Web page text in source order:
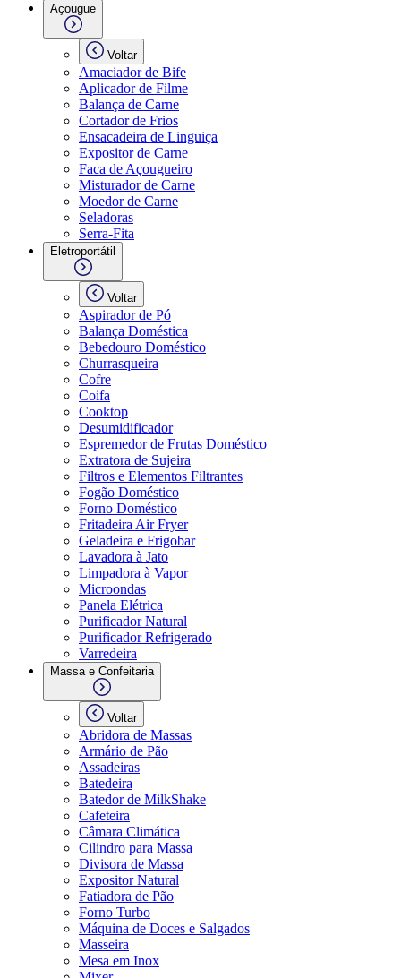
Açougue
Voltar
Amaciador de Bife
Aplicador de Filme
Balança de Carne
Cortador de Frios
Ensacadeira de Linguiça
Expositor de Carne
Faca de Açougueiro
Misturador de Carne
Moedor de Carne
Seladoras
Serra-Fita
Eletroportátil
Voltar
Aspirador de Pó
Balança Doméstica
Bebedouro Doméstico
Churrasqueira
Cofre
Coifa
Cooktop
Desumidificador
Espremedor de Frutas Doméstico
Extratora de Sujeira
Filtros e Elementos Filtrantes
Fogão Doméstico
Forno Doméstico
Fritadeira Air Fryer
Geladeira e Frigobar
Lavadora à Jato
Limpadora à Vapor
Microondas
Panela Elétrica
Purificador Natural
Purificador Refrigerado
Varredeira
Massa e Confeitaria
Voltar
Abridora de Massas
Armário de Pão
Assadeiras
Batedeira
Batedor de MilkShake
Cafeteira
Câmara Climática
Cilindro para Massa
Divisora de Massa
Expositor Natural
Fatiadora de Pão
Forno Turbo
Máquina de Doces e Salgados
Masseira
Mesa em Inox